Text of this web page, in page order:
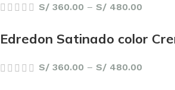
S/ 360.00 – S/ 480.00
Edredon Satinado color
S/ 360.00 – S/ 480.00